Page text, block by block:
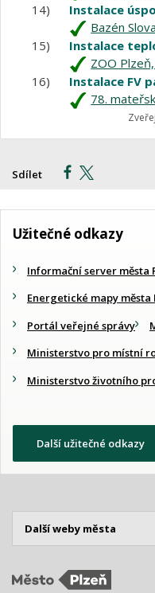
14)
Instalace
Bazén
15)
Instalace
ZOO
16)
Instalace FV
78.
Sdílet
Užitečné odkazy
Informační server města
Energetické mapy města
Portál veřejné správy
Ministerstvo pro místní
Ministerstvo životního
Další užitečné odkazy